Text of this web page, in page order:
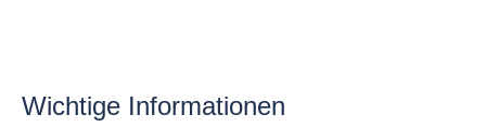
den Lebensstil der Familie Rothmayer.
Wichtige Informationen